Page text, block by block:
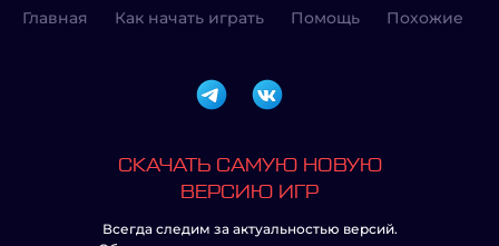
Главная Как начать играть Помощь Похожие
СКАЧАТЬ САМУЮ НОВУЮ
ВЕРСИЮ ИГР
Всегда следим за актуальностью версий.